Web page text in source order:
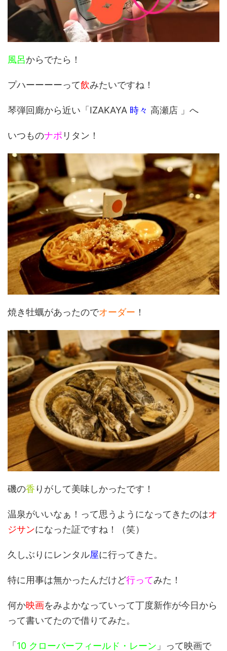
風呂からでたら！
プハーーーーって飲みたいですね！
琴弾回廊から近い「IZAKAYA 時々 高瀬店 」へ
いつものナポ リタン！
焼き牡蠣があったのでオーダー ！
磯の香 りがして美味しかったです！
温泉がいいなぁ！って思うようになってきたのはオ
ジサンになった証ですね！（笑）
久しぶりにレンタル屋に行ってきた。
特に用事は無かったんだけど行ってみた！
何か映画をみよかなっていって丁度新作が今日から
って書いてたので借りてみた。
「10 クローバーフィールド・レーン 」って映画で